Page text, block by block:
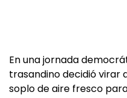
En una jornada
trasandino decidió virar
soplo de aire fresco